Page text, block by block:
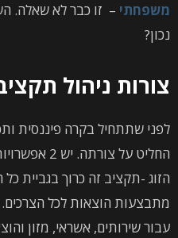
משפחתי – זו כבר לא שאלה.
נכון?
צורות ניהול
לפני שתתחיל בקרה פיננסית
החליט על צורתה. יש 2 אפשרויות עיקריות:
הזוג -תקציב זה כרוך בגביית
מתבצעות הוצאות לכל
עבור שירותים, אשראי, מזון